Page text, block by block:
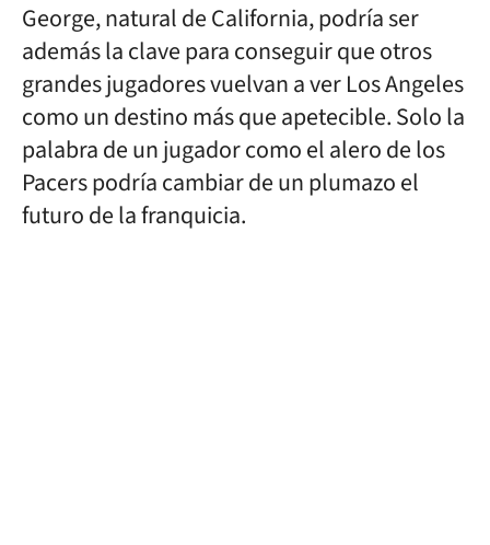
George, natural de California, podría ser
además la clave para conseguir que otros
grandes jugadores vuelvan a ver Los Angeles
como un destino más que apetecible. Solo la
palabra de un jugador como el alero de los
Pacers podría cambiar de un plumazo el
futuro de la franquicia.